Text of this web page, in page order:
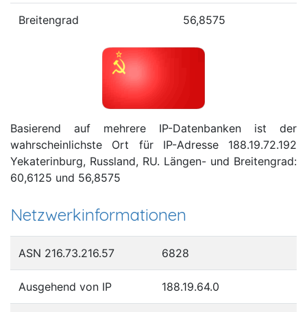
Breitengrad 56,8575
Basierend auf mehrere IP-Datenbanken ist der
wahrscheinlichste Ort für IP-Adresse 188.19.72.192
Yekaterinburg, Russland, RU. Längen- und Breitengrad:
60,6125 und 56,8575
Netzwerkinformationen
ASN 216.73.216.57 6828
Ausgehend von IP 188.19.64.0